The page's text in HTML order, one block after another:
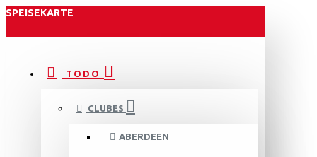
SPEISEKARTE
TODO
CLUBES
ABERDEEN